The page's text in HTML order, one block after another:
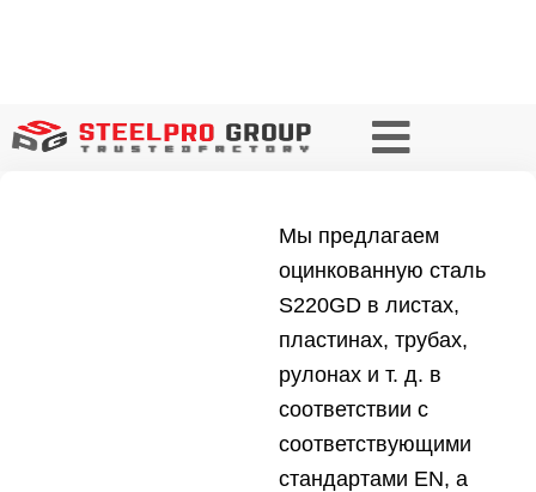
Мы предлагаем
оцинкованную сталь
S220GD в листах,
пластинах, трубах,
рулонах и т. д. в
соответствии с
соответствующими
стандартами EN, а